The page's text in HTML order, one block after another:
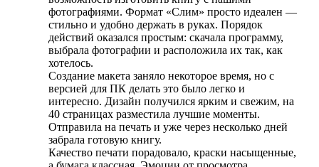
фотографиями. Формат «Слим» просто идеален —
стильно и удобно держать в руках. Порядок
действий оказался простым: скачала программу,
выбрала фотографии и расположила их так, как
хотелось.
Создание макета заняло некоторое время, но с
версией для ПК делать это было легко и
интересно. Дизайн получился ярким и свежим, на
40 страницах разместила лучшие моменты.
Отправила на печать и уже через несколько дней
забрала готовую книгу.
Качество печати порадовало, краски насыщенные,